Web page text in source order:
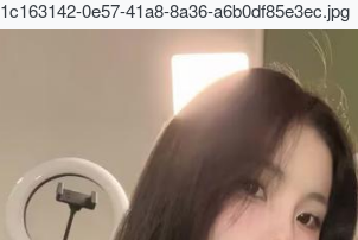
1c163142-0e57-41a8-8a36-a6b0df85e3ec.jpg